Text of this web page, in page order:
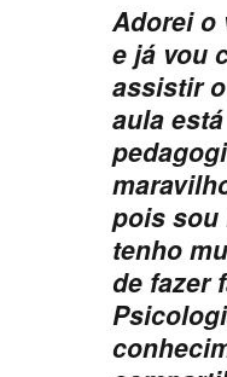
Adorei o
e já vou
assistir
aula está
pois sou
tenho
de fazer